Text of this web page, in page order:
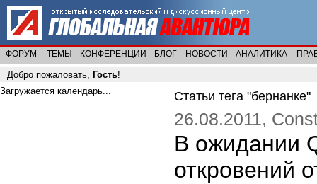
ФОРУМ ТЕМЫ КОНФЕРЕНЦИИ БЛОГ НОВОСТИ АНАЛИТИКА
Добро пожаловать, Гость!
Статьи тега "бернанке"
26.08.2011,
В ожидании
откровений
Загружается календарь...